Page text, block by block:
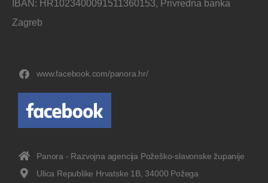
IBAN: HR1023400091511360153, Privredna banka
Zagreb
www.facebook.com/panora.hr/
Panora - Razvojna agencija Požeško-slavonske županije
Ulica Republike Hrvatske 1B, 34000 Požega